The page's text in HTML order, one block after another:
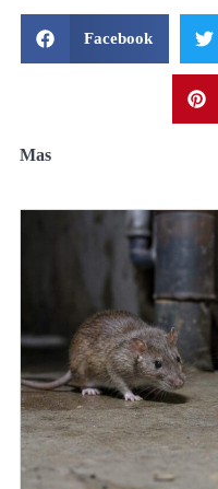
Facebook
Mas